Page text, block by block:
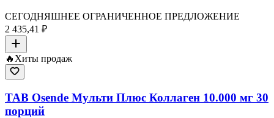
СЕГОДНЯШНЕЕ ОГРАНИЧЕННОЕ ПРЕДЛОЖЕНИЕ
2 435,41 ₽
🔥 Хиты продаж
TAB Osende Мульти Плюс Коллаген 10.000 мг 30
порций